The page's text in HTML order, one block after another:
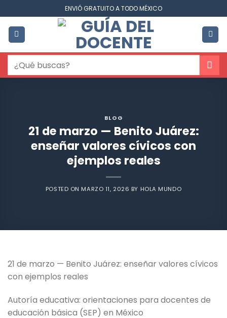
al
contenido
ENVIÓ GRATUITO A TODO MÉXICO
Buscar
por:
BLOG
21 de marzo — Benito Juárez:
enseñar valores cívicos con
ejemplos reales
POSTED ON MARZO 11, 2026 BY HOLA MUNDO
21 de marzo — Benito Juárez: enseñar valores cívicos
con ejemplos reales
Autoría educativa: orientaciones para docentes de
educación básica (SEP) en México